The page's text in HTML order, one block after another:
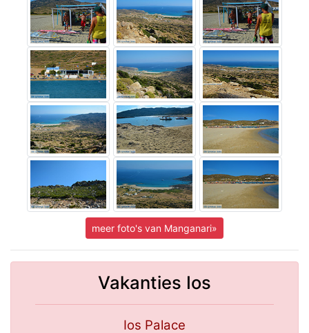
meer foto's van Manganari»
Vakanties Ios
Ios Palace